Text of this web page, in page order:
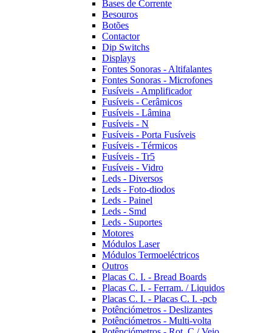
Bases de Corrente
Besouros
Botões
Contactor
Dip Switchs
Displays
Fontes Sonoras - Altifalantes
Fontes Sonoras - Microfones
Fusíveis - Amplificador
Fusíveis - Cerâmicos
Fusíveis - Lâmina
Fusíveis - N
Fusíveis - Porta Fusíveis
Fusíveis - Térmicos
Fusíveis - Tr5
Fusíveis - Vidro
Leds - Diversos
Leds - Foto-diodos
Leds - Painel
Leds - Smd
Leds - Suportes
Motores
Módulos Laser
Módulos Termoeléctricos
Outros
Placas C. I. - Bread Boards
Placas C. I. - Ferram. / Liquidos
Placas C. I. - Placas C. I. -pcb
Potênciómetros - Deslizantes
Potênciómetros - Multi-volta